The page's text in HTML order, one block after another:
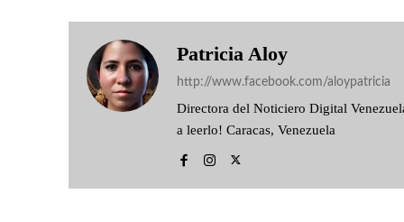
Patricia Aloy
http://www.facebook.com/aloypatricia
Directora del Noticiero Digital
a leerlo! Caracas, Venezuela